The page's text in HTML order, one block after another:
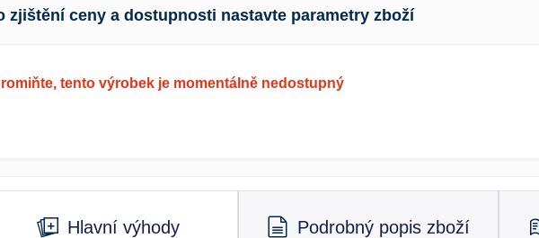
zjištění ceny a dostupnosti nastavte parametry zboží
tento výrobek je momentálně nedostupný
Hlavní výhody Podrobný popis zboží